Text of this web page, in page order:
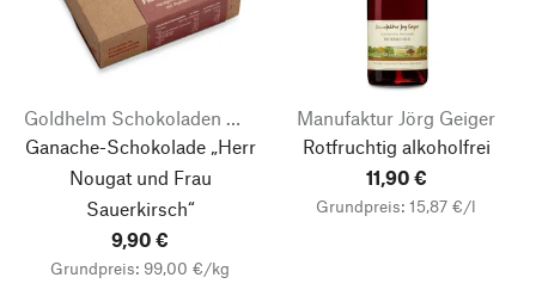
Goldhelm Schokoladen Manufaktur
Ganache-Schokolade „Herr
Nougat und Frau
Sauerkirsch“
9,90 €
Grundpreis: 99,00 €/kg
Manufaktur Jörg Geiger
Rotfruchtig alkoholfrei
11,90 €
Grundpreis: 15,87 €/l